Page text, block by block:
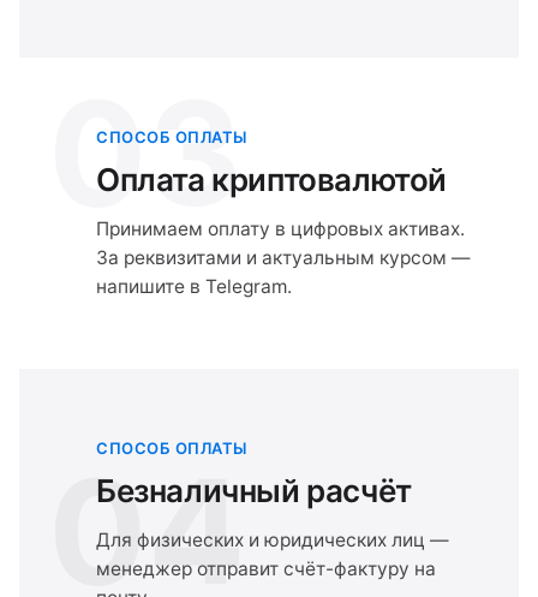
03
СПОСОБ ОПЛАТЫ
Оплата криптовалютой
Принимаем оплату в цифровых активах.
За реквизитами и актуальным курсом —
напишите в Telegram.
04
СПОСОБ ОПЛАТЫ
Безналичный расчёт
Для физических и юридических лиц —
менеджер отправит счёт-фактуру на